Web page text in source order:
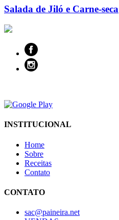
Salada de Jiló e Carne-seca
INSTITUCIONAL
Home
Sobre
Receitas
Contato
CONTATO
sac@paineira.net